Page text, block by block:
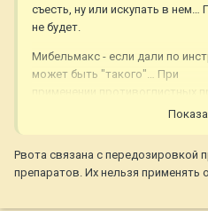
съесть, ну или искупать в нем…
не будет.
Мибельмакс - если дали по
может быть "такого"… При
собак наступает не от самого
Рвота связана с передозировкой
препаратов. Их нельзя применять